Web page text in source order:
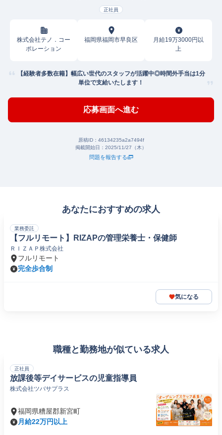
正社員
株式会社テノ．コー
ポレーション
福岡県福岡市早良区
月給19万3000円以
上
【経験者多数在籍】幅広い世代のスタッフが活躍中◎時間外手当は1分
単位で支給いたします！
応募画面へ進む
原稿ID： 46134235a2a7494f
掲載開始日： 2025/11/27（木）
問題を報告する
あなたにおすすめの求人
業務委託
【フルリモート】RIZAPの管理栄養士・保健師
ＲＩＺＡＰ株式会社
フルリモート
完全歩合制
気になる
職種と勤務地が似ている求人
正社員
放課後等デイサービスの児童指導員
株式会社ツバサプラス
福岡県糟屋郡新宮町
月給22万円以上